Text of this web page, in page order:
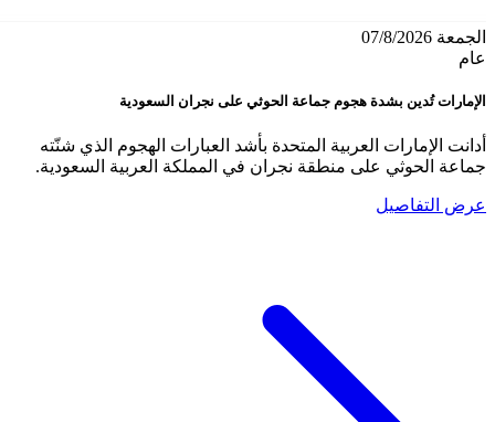
الجمعة 07/8/2026
عام
الإمارات تُدين بشدة هجوم جماعة الحوثي على نجران السعودية
أدانت الإمارات العربية المتحدة بأشد العبارات الهجوم الذي شنّته
جماعة الحوثي على منطقة نجران في المملكة العربية السعودية.
عرض التفاصيل